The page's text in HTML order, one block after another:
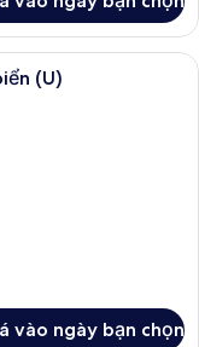
bảo mật tại phòng, khu
(U)
vào ngày bạn chọn